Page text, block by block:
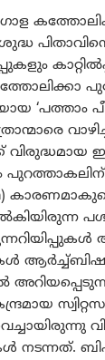
‘പത്താം
പുറത്താകലിന്
നടന്നത്.